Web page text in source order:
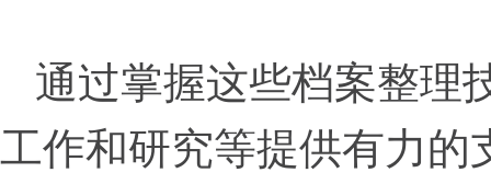
通过掌握这些档案整理
工作和研究等提供有力的